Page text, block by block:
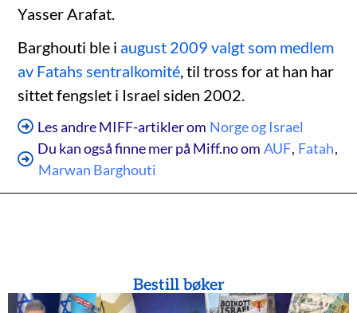
Yasser Arafat.
Barghouti ble i august 2009 valgt som medlem
av Fatahs sentralkomité, til tross for at han har
sittet fengslet i Israel siden 2002.
Les andre MIFF-artikler om Norge og Israel
Du kan også finne mer på Miff.no om AUF, Fatah,
Marwan Barghouti
Bestill bøker